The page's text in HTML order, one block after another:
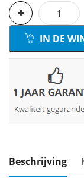
IN DE
Beschrijving